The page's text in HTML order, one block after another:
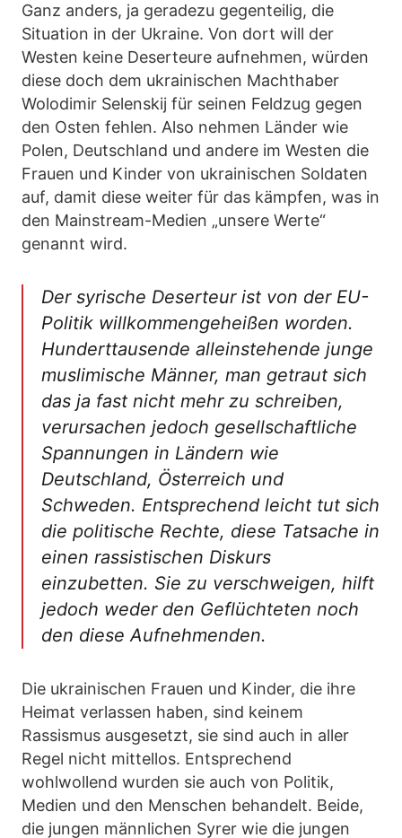
Ganz anders, ja geradezu gegenteilig, die
Situation in der Ukraine. Von dort will der
Westen keine Deserteure aufnehmen, würden
diese doch dem ukrainischen Machthaber
Wolodimir Selenskij für seinen Feldzug gegen
den Osten fehlen. Also nehmen Länder wie
Polen, Deutschland und andere im Westen die
Frauen und Kinder von ukrainischen Soldaten
auf, damit diese weiter für das kämpfen, was in
den Mainstream-Medien „unsere Werte“
genannt wird.
Der syrische Deserteur ist von der EU-
Politik willkommengeheißen worden.
Hunderttausende alleinstehende junge
muslimische Männer, man getraut sich
das ja fast nicht mehr zu schreiben,
verursachen jedoch gesellschaftliche
Spannungen in Ländern wie
Deutschland, Österreich und
Schweden. Entsprechend leicht tut sich
die politische Rechte, diese Tatsache in
einen rassistischen Diskurs
einzubetten. Sie zu verschweigen, hilft
jedoch weder den Geflüchteten noch
den diese Aufnehmenden.
Die ukrainischen Frauen und Kinder, die ihre
Heimat verlassen haben, sind keinem
Rassismus ausgesetzt, sie sind auch in aller
Regel nicht mittellos. Entsprechend
wohlwollend wurden sie auch von Politik,
Medien und den Menschen behandelt. Beide,
die jungen männlichen Syrer wie die jungen